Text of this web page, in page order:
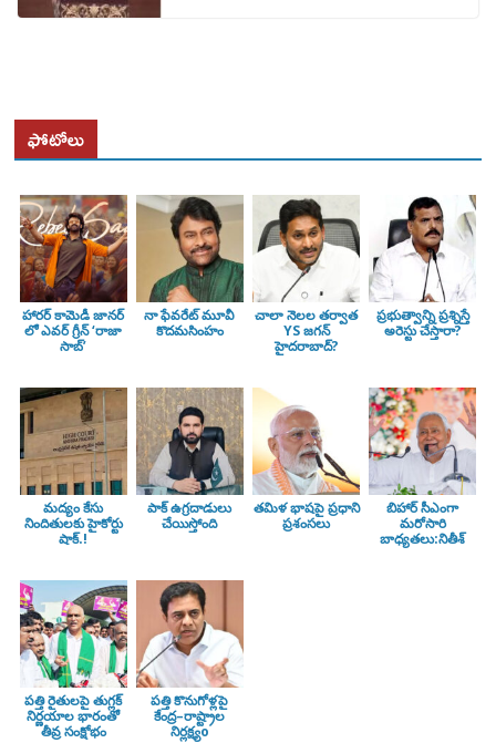
ఫోటోలు
హారర్ కామెడీ జానర్
లో ఎవర్ గ్రీన్ ‘రాజా
సాబ్’
నా ఫేవరేట్ మూవీ
కొదమసింహం
చాలా నెలల తర్వాత
YS జగన్
హైదరాబాద్?
ప్రభుత్వాన్ని ప్రశ్నిస్తే
అరెస్టు చేస్తారా?
మద్యం కేసు
నిందితులకు హైకోర్టు
షాక్.!
పాక్ ఉగ్రదాడులు
చేయిస్తోంది
తమిళ భాషపై ప్రధాని
ప్రశంసలు
బిహార్ సీఎంగా
మరోసారి
బాధ్యతలు:నితీశ్
పత్తి రైతులపై తుగ్లక్‌
నిర్ణయాల భారంతో
తీవ్ర సంక్షోభం
పత్తి కొనుగోళ్లపై
కేంద్ర–రాష్ట్రాల
నిర్లక్ష్యo